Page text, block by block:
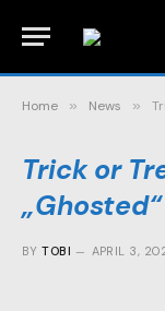
Home » News »
Trick or
BY TOBI APRIL 3,